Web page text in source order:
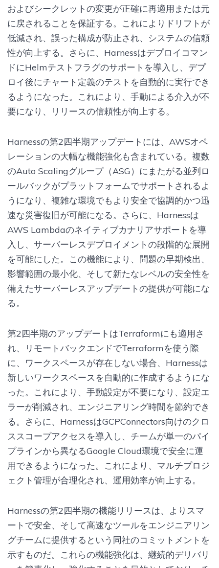
およびシークレットの変更が正確に再適用または元
に戻されることを保証する。これによりドリフトが
低減され、誤った構成が防止され、システムの信頼
性が向上する。さらに、Harnessはデプロイコマン
ドにHelmテストフラグのサポートを導入し、デプ
ロイ後にチャート定義のテストを自動的に実行でき
るようになった。これにより、手動による介入が不
要になり、リリースの信頼性が向上する。
Harnessの第2四半期アップデートには、AWSオペ
レーションの大幅な機能強化も含まれている。複数
のAuto Scalingグループ（ASG）にまたがる並列ロ
ールバックがプラットフォームでサポートされるよ
うになり、複雑な環境でもより安全で協調的かつ迅
速な災害復旧が可能になる。さらに、Harnessは
AWS Lambdaのネイティブカナリアサポートを導
入し、サーバーレスデプロイメントの段階的な展開
を可能にした。この機能により、問題の早期検出、
影響範囲の最小化、そして新たなレベルの安全性を
備えたサーバーレスアップデートの提供が可能にな
る。
第2四半期のアップデートはTerraformにも適用さ
れ、リモートバックエンドでTerraformを使う際
に、ワークスペースが存在しない場合、Harnessは
新しいワークスペースを自動的に作成するようにな
った。これにより、手動設定が不要になり、設定エ
ラーが削減され、エンジニアリング時間を節約でき
る。さらに、HarnessはGCPConnectors向けのクロ
ススコープアクセスを導入し、チームが単一のパイ
プラインから異なるGoogle Cloud環境で安全に運
用できるようになった。これにより、マルチプロジ
ェクト管理が合理化され、運用効率が向上する。
Harnessの第2四半期の機能リリースは、よりスマ
ートで安全、そして高速なツールをエンジニアリン
グチームに提供するという同社のコミットメントを
示すものだ。これらの機能強化は、継続的デリバリ